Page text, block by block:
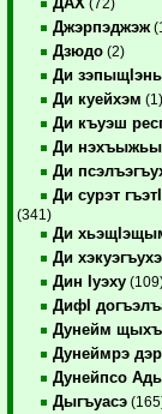
(72)
Джэрпэджэж
Дзюдо (2)
Ди
Ди куейхэм (1)
Ди къуэш
Ди
Ди
Ди сурэт
(341)
Ди
Ди
Дин Iуэху
ДифI
Дунейм
Дунеймрэ
Дунейпсо
Дыгъуасэ